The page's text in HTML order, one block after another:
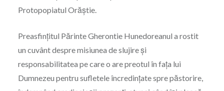
Protopopiatul Orăștie.
Preasfințitul Părinte Gherontie Hunedoreanul a rostit
un cuvânt despre misiunea de slujire și
responsabilitatea pe care o are preotul în fața lui
Dumnezeu pentru sufletele încredințate spre păstorire,